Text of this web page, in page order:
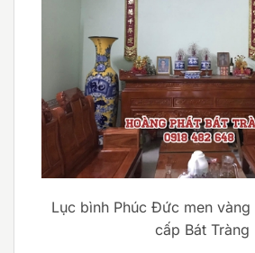
Lục bình Phúc Đức men
cấp Bát Tràng